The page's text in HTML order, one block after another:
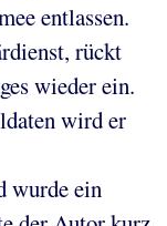
entlassen.
rückt
wieder ein.
wird er
wurde ein